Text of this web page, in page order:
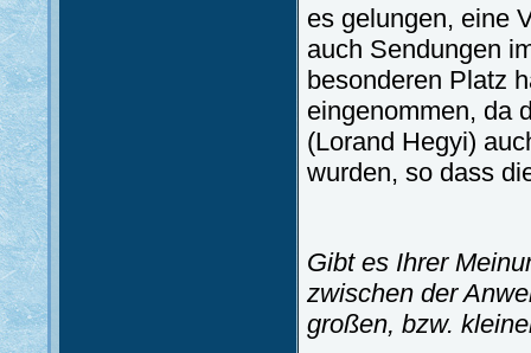
es gelungen, eine
auch Sendungen
besonderen Platz
eingenommen, da
(Lorand Hegyi)
wurden, so dass
Gibt es Ihrer
zwischen der
großen, bzw.